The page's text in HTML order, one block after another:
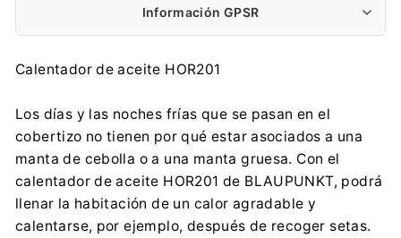
Información GPSR
Fabricante:
2N-Everpol Sp. z o.o.
info@everpol.pl
+48 22 688 08 00
2N-Everpol Sp. z o.o.
Puławska 403A, 02-801 Warszawa
info@everpol.pl
Calentador de aceite HOR201
Los días y las noches frías que se pasan en el
cobertizo no tienen por qué estar asociados a una
manta de cebolla o a una manta gruesa. Con el
calentador de aceite HOR201 de BLAUPUNKT, podrá
llenar la habitación de un calor agradable y
calentarse, por ejemplo, después de recoger setas.